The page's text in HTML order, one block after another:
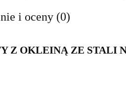
i oceny (0)
Z OKLEINĄ ZE STALI